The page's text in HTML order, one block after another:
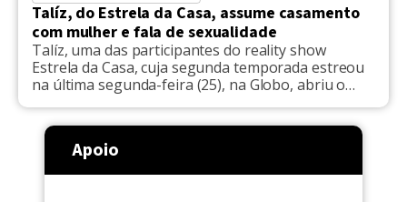
Talíz, do Estrela da Casa, assume casamento
com mulher e fala de sexualidade
Talíz, uma das participantes do reality show
Estrela da Casa, cuja segunda temporada estreou
na última segunda-feira (25), na Globo, abriu o
sobre a intimidade. Durante conversa com Nirah,
Ruama Feitosa, Camille Vitoria e Hanii, a cantora
contou que é casada há cinco anos, e se […]
Apoio